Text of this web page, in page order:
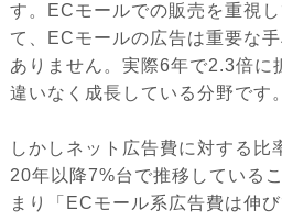
す。ECモールでの販売を重視
て、ECモールの広告は重要な
ありません。実際6年で2.3倍に
違いなく成長している分野です。
しかしネット広告費に対する比
20年以降7%台で推移している
まり「ECモール系広告費は伸